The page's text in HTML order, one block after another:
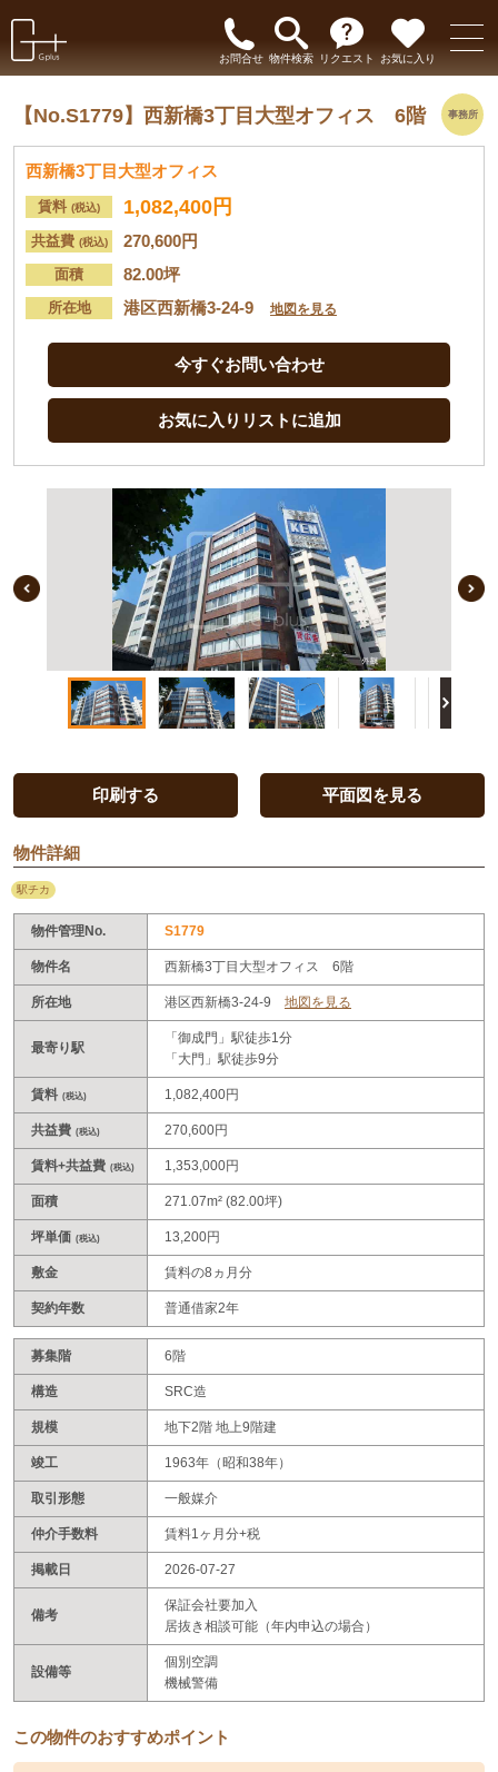
お問合せ 物件検索 リクエスト お気に入り
【No.S1779】 西新橋3丁目大型オフィス 6階 事務所
西新橋3丁目大型オフィス
賃料 (税込) 1,082,400円
共益費 (税込) 270,600円
面積 82.00坪
所在地 港区西新橋3-24-9 地図を見る
今すぐお問い合わせ
お気に入りリストに追加
Previous Image
印刷する 平面図を見る
物件詳細
駅チカ
物件管理No. S1779
物件名 西新橋3丁目大型オフィス 6階
所在地 港区西新橋3-24-9 地図を見る
最寄り駅
「御成門」駅徒歩1分
「大門」駅徒歩9分
賃料 (税込) 1,082,400円
共益費 (税込) 270,600円
賃料+共益費 (税込) 1,353,000円
面積 271.07m² (82.00坪)
坪単価 (税込) 13,200円
敷金 賃料の8ヵ月分
契約年数 普通借家2年
募集階 6階
構造 SRC造
規模 地下2階 地上9階建
竣工 1963年（昭和38年）
取引形態 一般媒介
仲介手数料 賃料1ヶ月分+税
掲載日 2026-07-27
備考
保証会社要加入
居抜き相談可能（年内申込の場合）
設備等
個別空調
機械警備
この物件のおすすめポイント